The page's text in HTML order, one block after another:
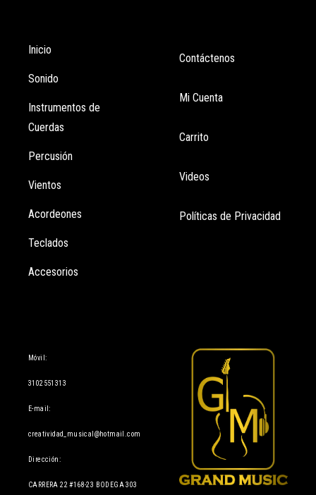
Inicio
Sonido
Instrumentos de
Cuerdas
Percusión
Vientos
Acordeones
Teclados
Accesorios
Contáctenos
Mi Cuenta
Carrito
Videos
Políticas de Privacidad
Móvil:
3102551313
E-mail:
creatividad_musical@hotmail.com
Dirección:
CARRERA 22 #168-23 BODEGA 303